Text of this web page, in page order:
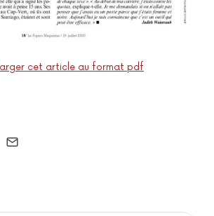
cet article au format pdf